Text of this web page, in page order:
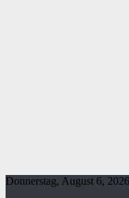
Donnerstag, August 6, 2026